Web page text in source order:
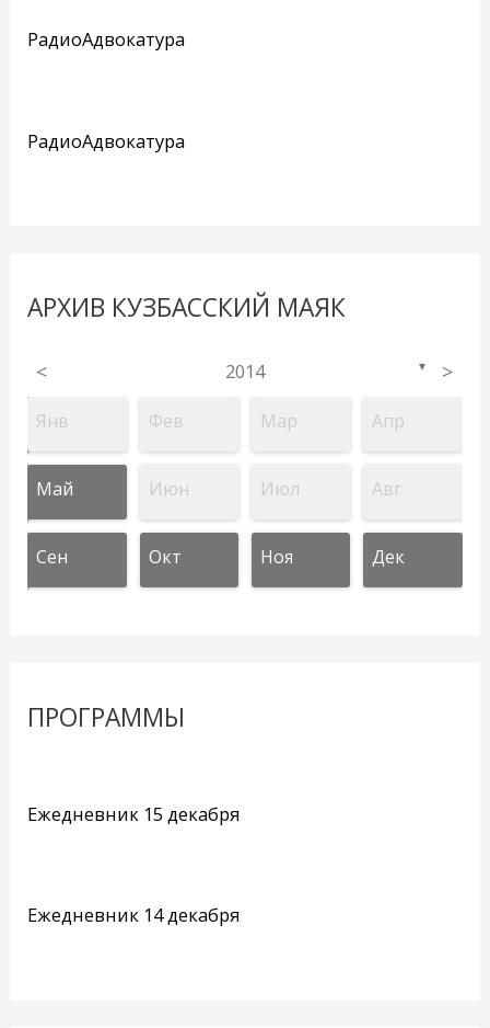
РадиоАдвокатура
РадиоАдвокатура
АРХИВ КУЗБАССКИЙ МАЯК
< 2014 ▼ >
Янв Фев Мар Апр
Май Июн Июл Авг
Сен Окт Ноя Дек
ПРОГРАММЫ
Ежедневник 15 декабря
Ежедневник 14 декабря